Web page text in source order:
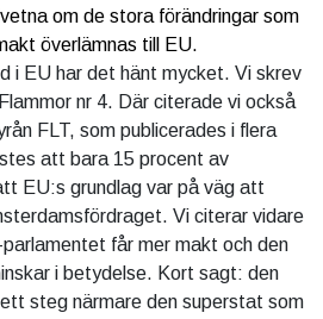
om de stora förändringar som
överlämnas till EU.
i EU har det hänt mycket. Vi skrev
nr 4. Där citerade vi också
FLT, som publicerades i flera
att bara 15 procent av
EU:s grundlag var på väg att
Vi citerar vidare
får mer makt och den
i betydelse. Kort sagt: den
steg närmare den superstat som